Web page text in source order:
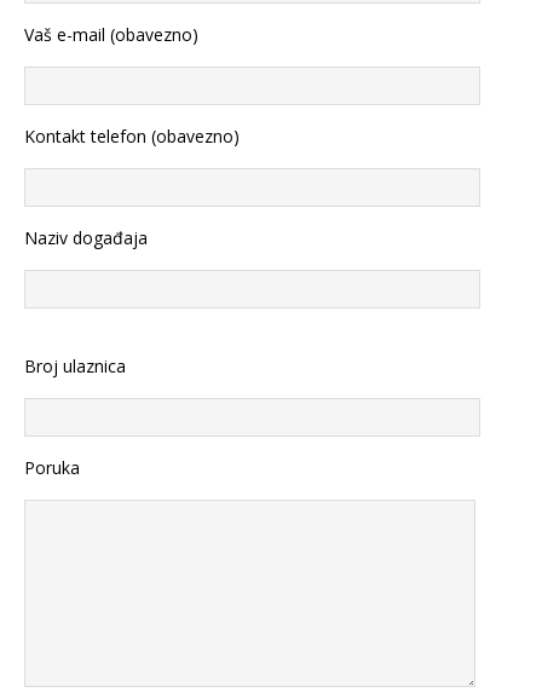
Vaš e-mail (obavezno)
Kontakt telefon (obavezno)
Naziv događaja
Broj ulaznica
Poruka